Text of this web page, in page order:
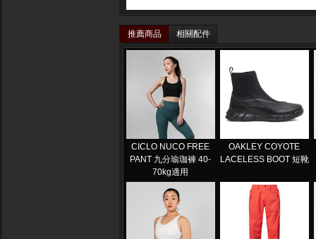
推薦商品 相關配件
CICLO NUCO FREE
PANT 九分瑜珈褲 40-
70kg適用
OAKLEY COYOTE
LACELESS BOOT 短靴